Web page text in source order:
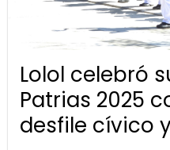
Lolol celebró
Patrias 2025
desfile cívico